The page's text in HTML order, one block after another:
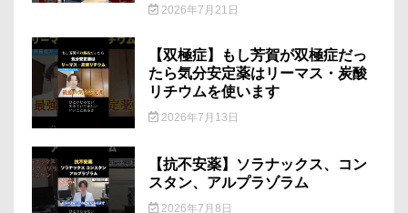
丈
夫？
#
市
#
小
2026年7月21日
【双極症】もし芳賀が双極症だっ
たら気分安定薬はリーマス・炭酸
リチウムを使います
2026年7月13日
【抗不安薬】ソラナックス、コン
スタン、アルプラゾラム
2026年7月8日